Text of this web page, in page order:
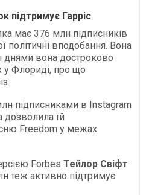
підтримує Гарріс
має 376 млн підписників
політичні вподобання. Вона
днями вона достроково
у Флориді, про що
підписниками в Іnstagram
дозволила їй
Freedom у межах
Forbes Тейлор Свіфт
теж активно підтримує